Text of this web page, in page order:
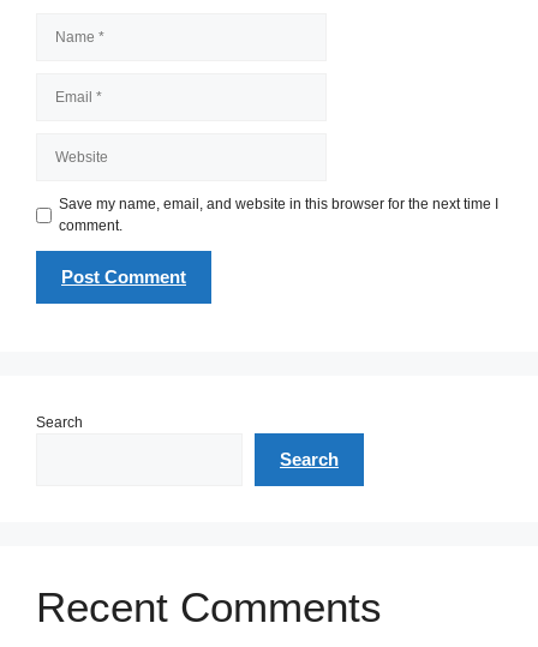
Save my name, email, and website in this browser for the next time I
comment.
Search
Search
Recent Comments